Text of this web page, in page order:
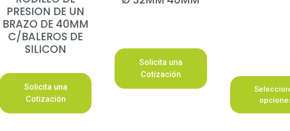
PRESION DE UN
BRAZO DE 40MM
C/BALEROS DE
SILICON
Solicita una
Cotización
Solicita una
Cotización